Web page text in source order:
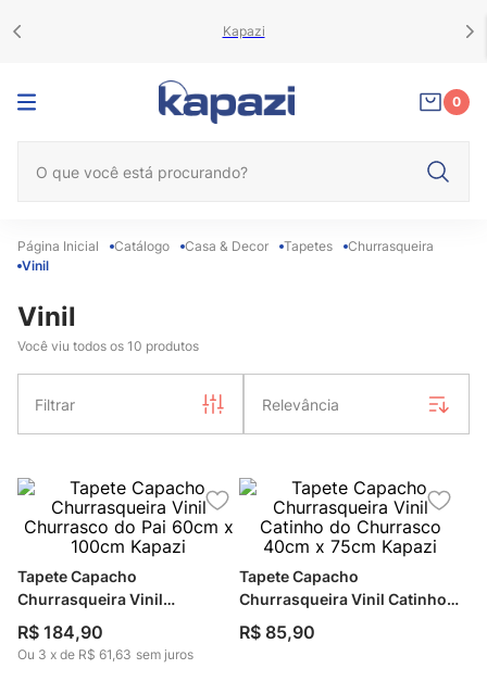
Kapazi
0
Catálogo Casa & Decor Tapetes
Churrasqueira
Vinil
Vinil
Você viu todos os 10 produtos
Filtrar Relevância
Tapete Capacho
Churrasqueira Vinil
Churrasco do Pai 60cm x
100cm Kapazi
R$ 184,90
Ou 3 x de R$ 61,63 sem juros
Tapete Capacho
Churrasqueira Vinil Catinho
do Churrasco 40cm x 75cm
Kapazi
R$ 85,90